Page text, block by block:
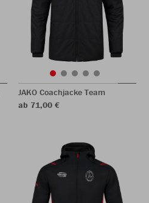
JAKO Coachjacke Team
ab 71,00 €